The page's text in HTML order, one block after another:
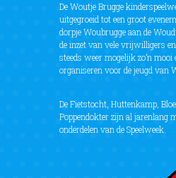
De Woutje Brugge
uitgegroeid tot een groot
dorpje Woubrugge aan de
de inzet van vele vrijwilligers
steeds weer mogelijk zo’n mooi
organiseren voor de jeugd van
De Fietstocht, Huttenkamp,
Poppendokter zijn al jarenlang
onderdelen van de Speelweek.